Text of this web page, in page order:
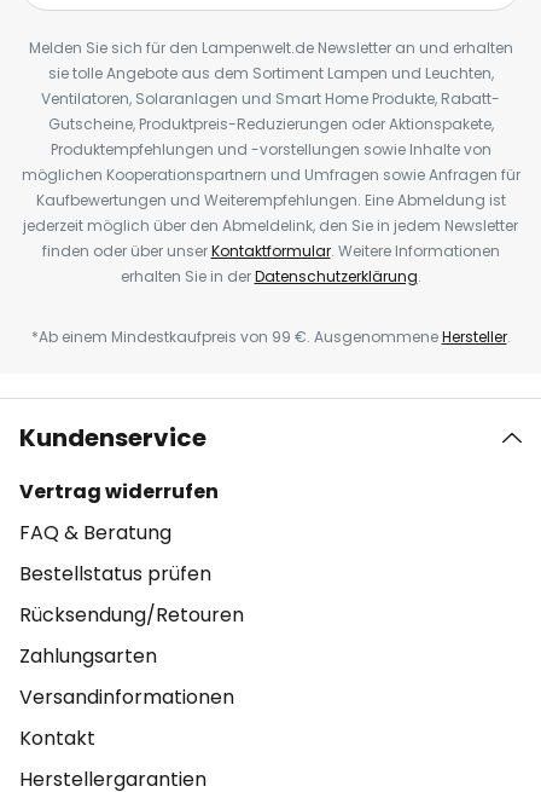
Melden Sie sich für den Lampenwelt.de Newsletter an und erhalten
sie tolle Angebote aus dem Sortiment Lampen und Leuchten,
Ventilatoren, Solaranlagen und Smart Home Produkte, Rabatt-
Gutscheine, Produktpreis-Reduzierungen oder Aktionspakete,
Produktempfehlungen und -vorstellungen sowie Inhalte von
möglichen Kooperationspartnern und Umfragen sowie Anfragen für
Kaufbewertungen und Weiterempfehlungen. Eine Abmeldung ist
jederzeit möglich über den Abmeldelink, den Sie in jedem Newsletter
finden oder über unserKontaktformular. Weitere Informationen
erhalten Sie in derDatenschutzerklärung.
*Ab einem Mindestkaufpreis von 99 €. AusgenommeneHersteller.
Kundenservice
Vertrag widerrufen
FAQ & Beratung
Bestellstatus prüfen
Rücksendung/Retouren
Zahlungsarten
Versandinformationen
Kontakt
Herstellergarantien